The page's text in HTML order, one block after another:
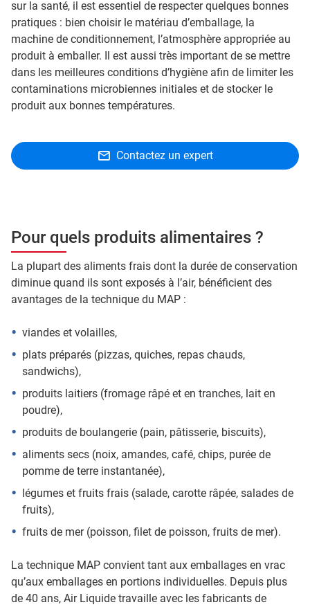
sur la santé, il est essentiel de respecter quelques bonnes
pratiques : bien choisir le matériau d’emballage, la
machine de conditionnement, l’atmosphère appropriée au
produit à emballer. Il est aussi très important de se mettre
dans les meilleures conditions d’hygiène afin de limiter les
contaminations microbiennes initiales et de stocker le
produit aux bonnes températures.
Contactez un expert
Pour quels produits alimentaires ?
La plupart des aliments frais dont la durée de conservation
diminue quand ils sont exposés à l’air, bénéficient des
avantages de la technique du MAP :
viandes et volailles,
plats préparés (pizzas, quiches, repas chauds,
sandwichs),
produits laitiers (fromage râpé et en tranches, lait en
poudre),
produits de boulangerie (pain, pâtisserie, biscuits),
aliments secs (noix, amandes, café, chips, purée de
pomme de terre instantanée),
légumes et fruits frais (salade, carotte râpée, salades de
fruits),
fruits de mer (poisson, filet de poisson, fruits de mer).
La technique MAP convient tant aux emballages en vrac
qu’aux emballages en portions individuelles. Depuis plus
de 40 ans, Air Liquide travaille avec les fabricants de